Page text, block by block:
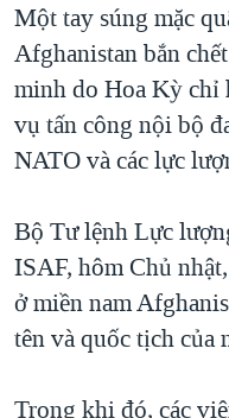
GIÁO DỤC
CÁC GIÁ TRỊ CỘNG
THƯỢNG ĐỈNH
TRỊNH VĨNH BÌNH VS.
NGƯ DÂN VIỆT VÀ
Một tay súng mặc
Afghanistan bắn
minh do Hoa Kỳ chỉ
vụ tấn công nội bộ
NATO và các lực
Bộ Tư lệnh Lực
ISAF, hôm Chủ
ở miền nam
tên và quốc tịch của
Trong khi đó, các